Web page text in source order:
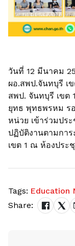
วันที่ 12 มีนาคม
ผอ.สพป.จันทบุรี เ
สพป. จันทบุรี เขต
ยุทธ พุทธพรหม ร
หน่วย เข้าร่วมปร
ปฏิบัติงานตามกา
เขต 1 ณ ห้องประ
Tags: Education
Share: